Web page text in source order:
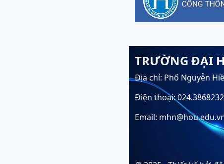
TRƯỜNG ĐẠI
Địa chỉ: Phố Nguyễn
Điện thoại:
Email: